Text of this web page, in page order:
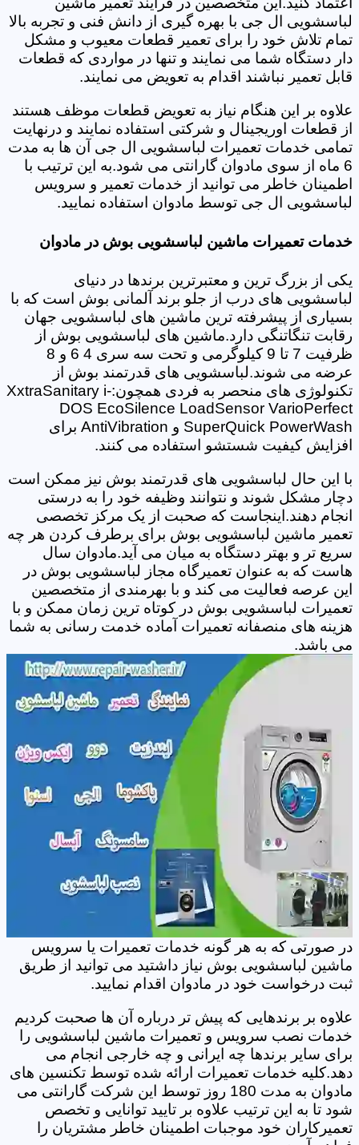
لباسشویی ال جی با بهره گیری از دانش فنی و تجربه بالا
تمام تلاش خود را برای تعمیر قطعات معیوب و مشکل
دار دستگاه شما می نمایند و تنها در مواردی که قطعات
قابل تعمیر نباشند اقدام به تعویض می نمایند.
علاوه بر این هنگام نیاز به تعویض قطعات موظف هستند
از قطعات اوریجینال و شرکتی استفاده نمایند و درنهایت
تمامی خدمات تعمیرات لباسشویی ال جی آن ها به مدت
6 ماه از سوی مادوان گارانتی می شود.به این ترتیب با
اطمینان خاطر می توانید از خدمات تعمیر و سرویس
لباسشویی ال جی توسط مادوان استفاده نمایید.
خدمات تعمیرات ماشین لباسشویی بوش در مادوان
یکی از بزرگ ترین و معتبرترین برندها در دنیای
لباسشویی های درب از جلو برند آلمانی بوش است که با
بسیاری از پیشرفته ترین ماشین های لباسشویی جهان
رقابت تنگاتنگی دارد.ماشین های لباسشویی بوش از
ظرفیت 7 تا 9 کیلوگرمی و تحت سه سری 4 6 و 8
عرضه می شوند.لباسشویی های قدرتمند بوش از
تکنولوژی های منحصر به فردی همچون:XxtraSanitary i-
DOS EcoSilence LoadSensor VarioPerfect
SuperQuick PowerWash و AntiVibration برای
افزایش کیفیت شستشو استفاده می کنند.
با این حال لباسشویی های قدرتمند بوش نیز ممکن است
دچار مشکل شوند و نتوانند وظیفه خود را به درستی
انجام دهند.اینجاست که صحبت از یک مرکز تخصصی
تعمیر ماشین لباسشویی بوش برای برطرف کردن هر چه
سریع تر و بهتر دستگاه به میان می آید.مادوان سال
هاست که به عنوان تعمیرگاه مجاز لباسشویی بوش در
این عرصه فعالیت می کند و با بهرمندی از متخصصین
تعمیرات لباسشویی بوش در کوتاه ترین زمان ممکن و با
هزینه های منصفانه تعمیرات آماده خدمت رسانی به شما
می باشد.
در صورتی که به هر گونه خدمات تعمیرات یا سرویس
ماشین لباسشویی بوش نیاز داشتید می توانید از طریق
ثبت درخواست خود در مادوان اقدام نمایید.
علاوه بر برندهایی که پیش تر درباره آن ها صحبت کردیم
خدمات نصب سرویس و تعمیرات ماشین لباسشویی را
برای سایر برندها چه ایرانی و چه خارجی انجام می
دهد.کلیه خدمات تعمیرات ارائه شده توسط تکنسین های
مادوان به مدت 180 روز توسط این شرکت گارانتی می
شود تا به این ترتیب علاوه بر تایید توانایی و تخصص
تعمیرکاران خود موجبات اطمینان خاطر مشتریان را